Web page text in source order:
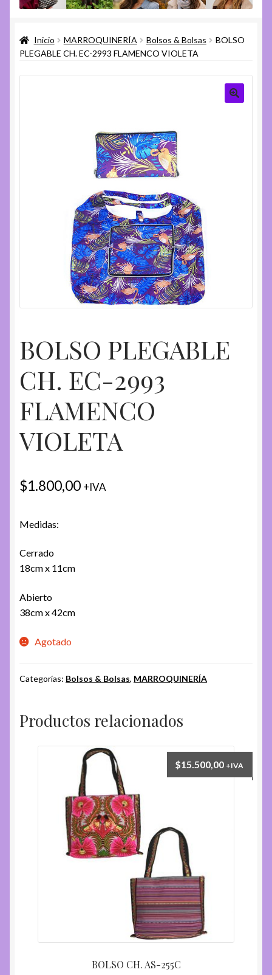
menú
menú
Ayuda
menú
hijo
Inicio MARROQUINERÍA Bolsos & Bolsas
BOLSO
PLEGABLE CH. EC-2993 FLAMENCO VIOLETA
BOLSO PLEGABLE
CH. EC-2993
FLAMENCO
VIOLETA
$1.800,00 +IVA
Medidas:
Cerrado
18cm x 11cm
Abierto
38cm x 42cm
Agotado
Categorías: Bolsos & Bolsas, MARROQUINERÍA
Productos relacionados
BOLSO CH. AS-255C
$15.500,00 +IVA